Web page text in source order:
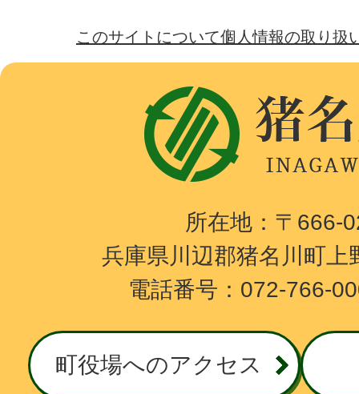
このサイトについて個人情報の取り扱
猪
名
川
N
A
G
A
所在地：〒
兵庫県川辺郡猪名川町上
電話番号：072-766-
町役場へのアクセス